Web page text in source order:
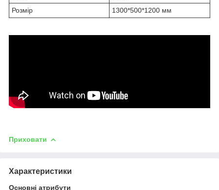
Розмір
1300*500*1200 мм
Приховати
Характеристики
Основні атрибути